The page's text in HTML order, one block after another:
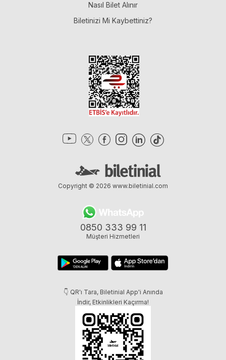
Nasıl Bilet Alınır
Biletinizi Mi Kaybettiniz?
0850 333 99 11
Müşteri Hizmetleri
👇 QR'ı Tara, Biletinial App'i Anında
İndir, Etkinlikleri Kaçırma!
Copyright © 2026 www.biletinial.com